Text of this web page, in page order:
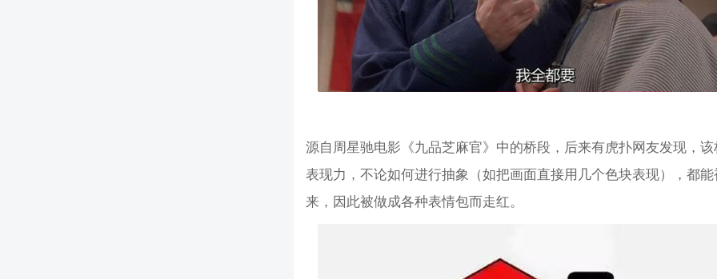
源自周星驰电影‌‌‌‌‌‌‌‌‌‌《九品芝麻官》中的桥段，后来有虎扑网友发现，
表现力，不论如何进行抽象（如把画面直接用几个色块表现），都
来，因此被做成各种表情包而走红。